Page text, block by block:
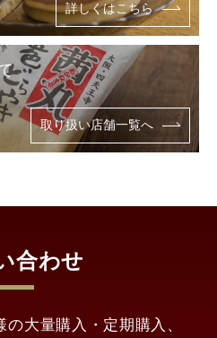
詳しくはこちら
取り扱い店舗一覧へ
合わせ
大量購入・定期購入、